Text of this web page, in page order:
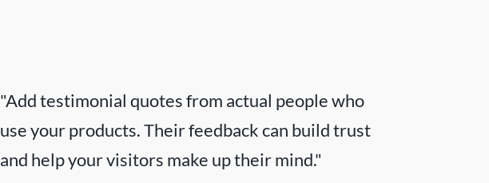
"Add testimonial quotes from actual people who
use your products. Their feedback can build trust
and help your visitors make up their mind."